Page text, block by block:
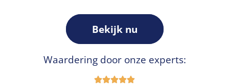
Bekijk nu
Waardering door onze experts: